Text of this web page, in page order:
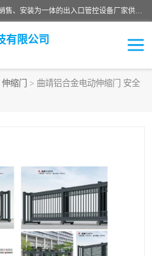
云南实名智科技有限公司是生产、销售、安装为一体的出入口管控设备厂家供应商。主营:电动伸缩门、道闸、广告道闸、重型空降闸、车牌识别、门禁通道、升降柱、岗亭、旗杆等智能设备。主营产品: 电动伸缩门,道闸门禁,车牌识别 生产、销售、安装为一体的出入口管控设备厂家源头供应商。
有限公司
伸缩门
> 曲靖铝合金电动伸缩门 安全
通道闸系列
伸缩门